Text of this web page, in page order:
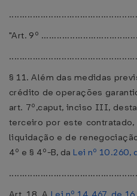
"Art. 9º
§ 11. Além das medidas
crédito de operações
art. 7º,caput, inciso III,
terceiro por este
liquidação e de
4º e § 4º-B, da Lei nº 10.260,